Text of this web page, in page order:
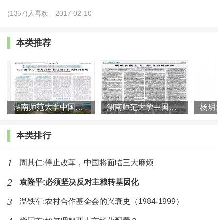
促进了土地规模经营的发展。但目前,经营50亩以上的新
型主体只有350万个,经营总面积为3.5亿亩,平均每个新主
的家庭农场仍难以竞争。必须看到,改变我国农业分散经
营的局面只能是渐进的过程,因此,除了转移农业人口、逐
步扩大耕地经营规模外,还必须大力发展农业社会化服务
代农业技术装备的高效率,以扩大服务规模的方式去弥补
四、发展农村新产业、新业态,促进农村一、二、三
产业融合发展 。近年来,外出就业农民工数量增速明显下
(1357)人喜欢 2017-02-10
本类推荐
湖南师范大学中国乡村振兴研究院课题组:以示范带为“动力引擎” 湖南师范大学中国乡村振兴研究院课题组:展现首倡之为 接力乡村
本类排行
1 周其仁:停止改革，中国将面临三大麻烦
2 袁隆平:必须坚决反对主粮转基因化
3 温铁军:农村合作基金会的兴衰史（1984-1999）